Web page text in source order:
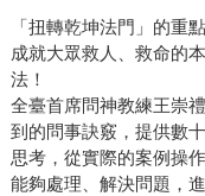
「扭轉乾坤法門」的重
成就大眾救人、救命的
法！
全臺首席問神教練王崇
到的問事訣竅，提供數
思考，從實際的案例操
能夠處理、解決問題，